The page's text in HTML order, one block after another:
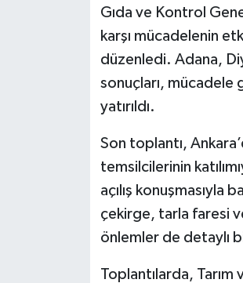
Gıda ve Kontrol
karşı mücadelenin
düzenledi. Adana,
sonuçları, mücadele
yatırıldı.
Son toplantı,
temsilcilerinin
açılış konuşmasıyla
çekirge, tarla faresi
önlemler de detaylı
Toplantılarda, Tarım